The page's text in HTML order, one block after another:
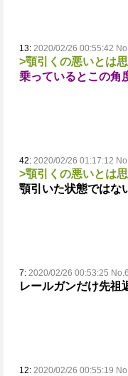
13: 2020/02/26 00:55:42
>顎引くの悪いとは
乗っているとこの角
42: 2020/02/26 01:17:12
>顎引くの悪いとは
顎引いた状態ではな
7: 2020/02/26 00:53:25
レールガンだけ先祖
12: 2020/02/26 00:55:19